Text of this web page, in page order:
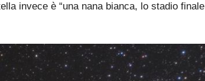
invece è “una nana bianca, lo stadio finale